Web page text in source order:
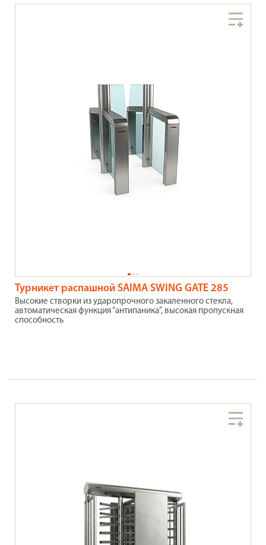
Турникет распашной SAIMA SWING GATE 285
Высокие створки из ударопрочного закаленного стекла,
автоматическая функция “антипаника”, высокая пропускная
способность